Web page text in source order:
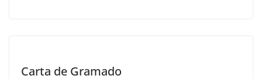
Carta de Gramado